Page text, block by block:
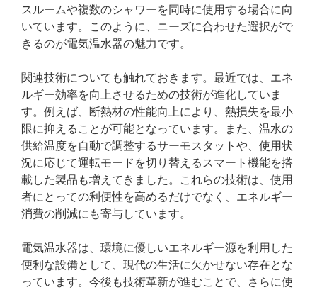
スルームや複数のシャワーを同時に使用する場合に向
いています。このように、ニーズに合わせた選択がで
きるのが電気温水器の魅力です。
関連技術についても触れておきます。最近では、エネ
ルギー効率を向上させるための技術が進化していま
す。例えば、断熱材の性能向上により、熱損失を最小
限に抑えることが可能となっています。また、温水の
供給温度を自動で調整するサーモスタットや、使用状
況に応じて運転モードを切り替えるスマート機能を搭
載した製品も増えてきました。これらの技術は、使用
者にとっての利便性を高めるだけでなく、エネルギー
消費の削減にも寄与しています。
電気温水器は、環境に優しいエネルギー源を利用した
便利な設備として、現代の生活に欠かせない存在とな
っています。今後も技術革新が進むことで、さらに使